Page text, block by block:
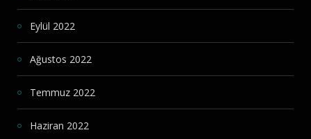
Eylül 2022
Ağustos 2022
Temmuz 2022
Haziran 2022